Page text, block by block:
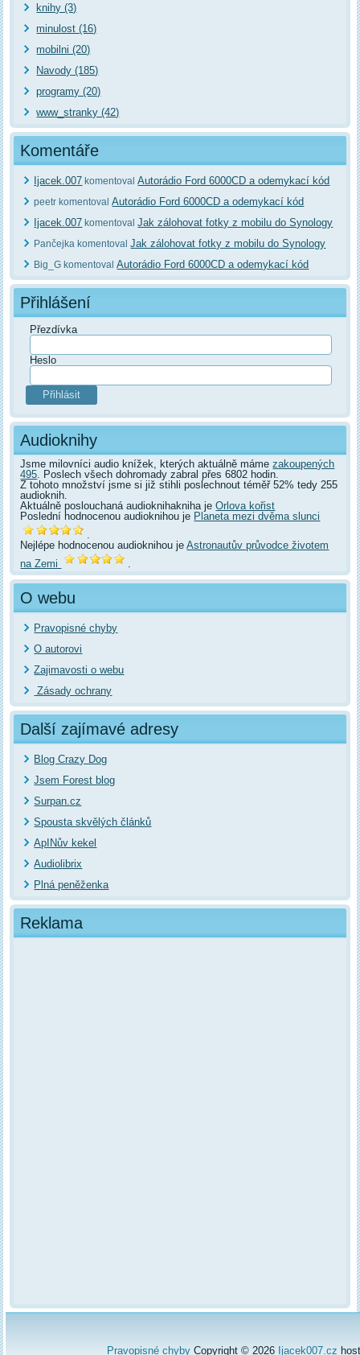
knihy (3)
minulost (16)
mobilni (20)
Navody (185)
programy (20)
www_stranky (42)
Komentáře
Ijacek.007 komentovalAutorádio Ford 6000CD a odemykací kód
peetr komentovalAutorádio Ford 6000CD a odemykací kód
Ijacek.007 komentovalJak zálohovat fotky z mobilu do Synology
Pančejka komentovalJak zálohovat fotky z mobilu do Synology
Big_G komentovalAutorádio Ford 6000CD a odemykací kód
Přihlášení
Přezdívka
Heslo
Audioknihy
Jsme milovníci audio knížek, kterých aktuálně mámezakoupených
495. Poslech všech dohromady zabral přes 6802 hodin.
Z tohoto množství jsme si již stihli poslechnout téměř 52% tedy 255
audioknih.
Aktuálně poslouchaná audioknihakniha jeOrlova kořist
Poslední hodnocenou audioknihou je Planeta mezi dvěma slunci
.
Nejlépe hodnocenou audioknihou jeAstronautův průvodce životem
na Zemi
.
O webu
Pravopisné chyby
O autorovi
Zajimavosti o webu
Zásady ochrany
Další zajímavé adresy
Blog Crazy Dog
Jsem Forest blog
Surpan.cz
Spousta skvělých článků
ApINův kekel
Audiolibrix
Plná peněženka
Reklama
Pravopisné chybyCopyright © 2026 Ijacek007.cz